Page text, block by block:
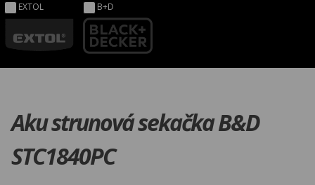
EXTOL B+D
Aku strunová sekačka B&D
STC1840PC